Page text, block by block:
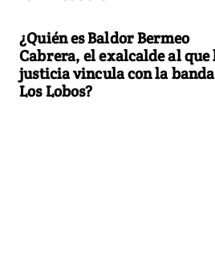
¿Quién es Baldor Bermeo
Cabrera, el exalcalde al que
justicia vincula con la banda
Los Lobos?